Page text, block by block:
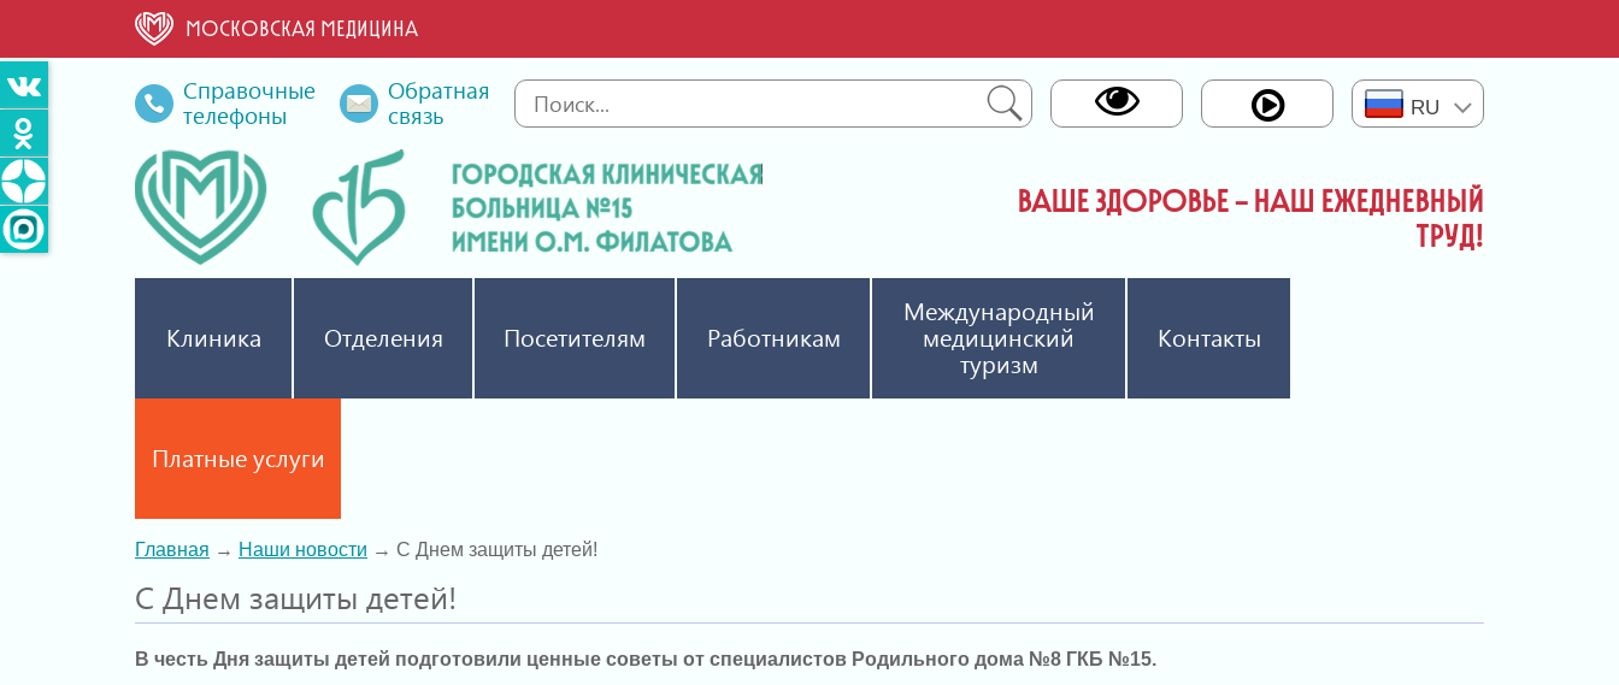
МОСКОВСКАЯ МЕДИЦИНА
Справочные
телефоны
Обратная
связь
RU
ВАШЕ ЗДОРОВЬЕ – НАШ ЕЖЕДНЕВНЫЙ
ТРУД!
Клиника Отделения Посетителям Работникам
Международный
медицинский
туризм
Контакты
Платные услуги
Главная → Наши новости → С Днем защиты детей!
С Днем защиты детей!
В честь Дня защиты детей подготовили ценные советы от специалистов Родильного дома №8 ГКБ №15.